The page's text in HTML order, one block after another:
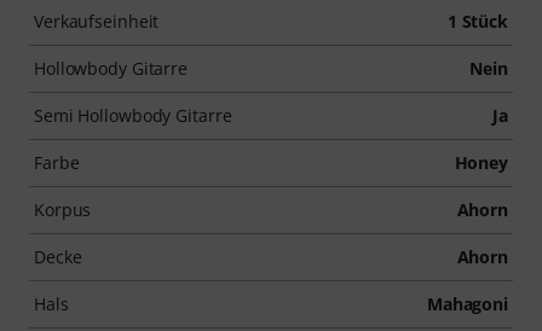
Verkaufseinheit 1 Stück
Hollowbody Gitarre Nein
Semi Hollowbody Gitarre Ja
Farbe Honey
Korpus Ahorn
Decke Ahorn
Hals Mahagoni